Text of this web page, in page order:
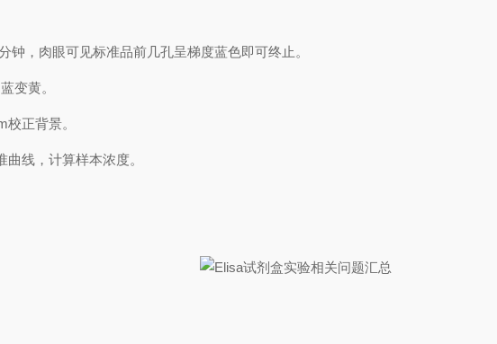
，肉眼可见标准品前几孔呈梯度蓝色即可终止。
变黄。
正背景。
线，计算样本浓度。